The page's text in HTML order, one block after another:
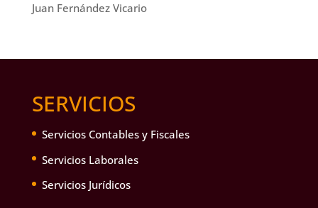
Juan Fernández Vicario
SERVICIOS
Servicios Contables y Fiscales
Servicios Laborales
Servicios Jurídicos